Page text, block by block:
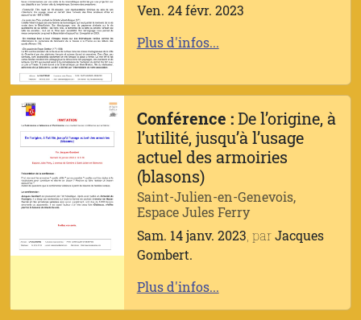
Ven. 24 févr. 2023
Plus d'infos...
Conférence :De l’origine, à
l’utilité, jusqu’à l’usage
actuel des armoiries
(blasons)
Saint-Julien-en-Genevois,
Espace Jules Ferry
Sam. 14 janv. 2023 , parJacques
Gombert.
Plus d'infos...